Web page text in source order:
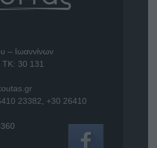
– Ιωαννίνων
ΤΚ: 30 131
23382, +30 26410